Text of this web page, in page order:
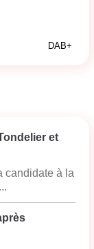
DAB+
et
candidate à la